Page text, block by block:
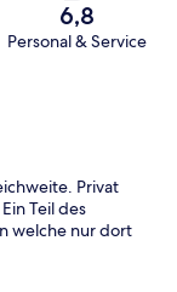
6,8
Personal & Service
Privat
Teil des
welche nur dort